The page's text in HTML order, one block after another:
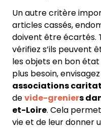
Un autre critère
articles cassés,
doivent être écartés.
vérifiez s’ils peuvent
les objets en bon état
plus besoin,
associations
devide-greniers
et-Loire. Cela
vie et de leur donner